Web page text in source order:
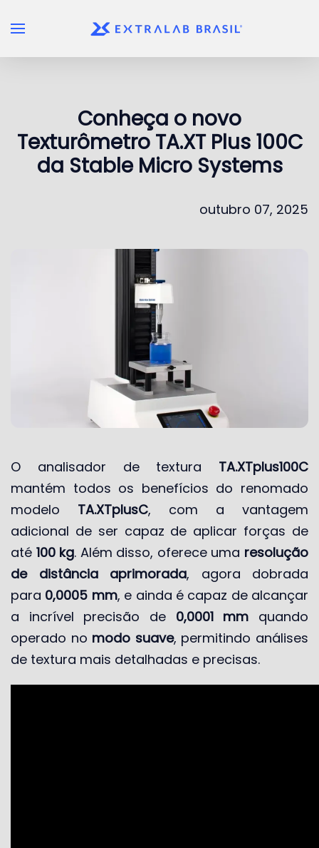
Skip to main content
Conheça o novo
Texturômetro TA.XT Plus 100C
da Stable Micro Systems
outubro 07, 2025
O analisador de textura TA.XTplus100C
mantém todos os benefícios do renomado
modelo TA.XTplusC, com a vantagem
adicional de ser capaz de aplicar forças de
até 100 kg. Além disso, oferece uma resolução
de distância aprimorada, agora dobrada
para 0,0005 mm, e ainda é capaz de alcançar
a incrível precisão de 0,0001 mm quando
operado no modo suave, permitindo análises
de textura mais detalhadas e precisas.